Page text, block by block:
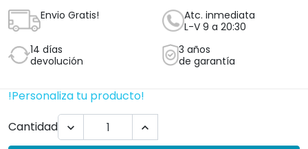
Envio Gratis!
Atc. inmediata
L-V 9 a 20:30
14 días
devolución
3 años
de garantía
!Personaliza tu producto!
Cantidad
 